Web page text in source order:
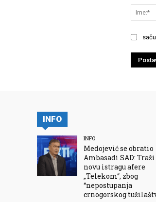
INFO
INFO
Medojević se obratio
Ambasadi SAD: Traži
novu istragu afere
„Telekom“, zbog
“nepostupanja
crnogorskog